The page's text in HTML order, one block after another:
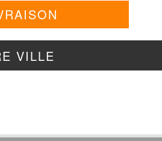
BUBBLE TEA